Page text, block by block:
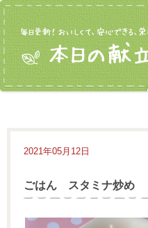
2021年05月12日
ごはん スタミナ炒め